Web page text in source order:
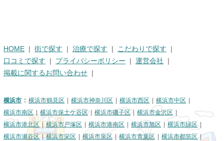
HOME 街で探す 治療で探す
こだわりで探す
口コミで探す
プライバシーポリシー
運営会社
掲載に関するお問い合わせ
横浜市 横浜市鶴見区 横浜市神奈川区 横浜市西区
横浜市中区
横浜市南区
横浜市保土ケ谷区 横浜市磯子区
横浜市金沢区
横浜市港北区
横浜市戸塚区 横浜市港南区 横浜市旭区
横浜市緑区
横浜市瀬谷区
横浜市栄区 横浜市泉区 横浜市青葉区 横浜市都筑区